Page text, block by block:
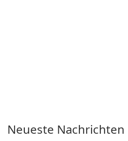
Neueste Nachrichten